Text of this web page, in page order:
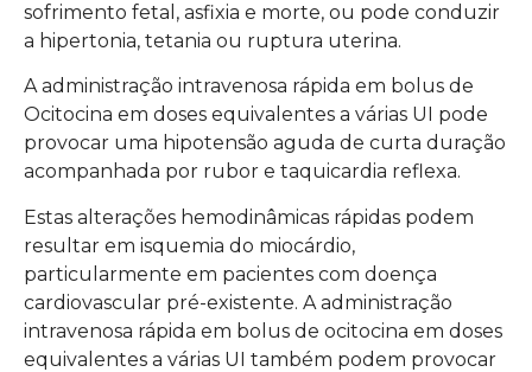
sofrimento fetal, asfixia e morte, ou pode conduzir
a hipertonia, tetania ou ruptura uterina.
A administração intravenosa rápida em bolus de
Ocitocina em doses equivalentes a várias UI pode
provocar uma hipotensão aguda de curta duração
acompanhada por rubor e taquicardia reflexa.
Estas alterações hemodinâmicas rápidas podem
resultar em isquemia do miocárdio,
particularmente em pacientes com doença
cardiovascular pré-existente. A administração
intravenosa rápida em bolus de ocitocina em doses
equivalentes a várias UI também podem provocar